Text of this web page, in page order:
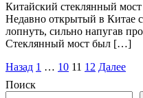
Китайский стеклянный
Недавно открытый в Китае
лопнуть, сильно напугав
Стеклянный мост был […]
Пагинация
записей
Назад 1 … 10 11 12 Далее
Поиск